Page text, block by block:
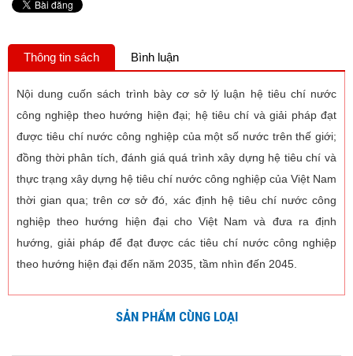
Thông tin sách Bình luận
Nội dung cuốn sách trình bày cơ sở lý luận hệ tiêu chí nước
công nghiệp theo hướng hiện đại; hệ tiêu chí và giải pháp đạt
được tiêu chí nước công nghiệp của một số nước trên thế giới;
đồng thời phân tích, đánh giá quá trình xây dựng hệ tiêu chí và
thực trạng xây dựng hệ tiêu chí nước công nghiệp của Việt Nam
thời gian qua; trên cơ sở đó, xác định hệ tiêu chí nước công
nghiệp theo hướng hiện đại cho Việt Nam và đưa ra định
hướng, giải pháp để đạt được các tiêu chí nước công nghiệp
theo hướng hiện đại đến năm 2035, tầm nhìn đến 2045.
SẢN PHẨM CÙNG LOẠI